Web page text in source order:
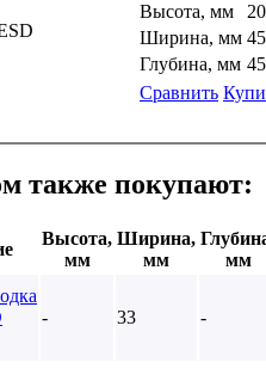
Высота, мм
20
Ширина, мм
Глубина, мм
Сравнить
также покупают:
Высота,
мм
Ширина,
мм
мм
- 33 -